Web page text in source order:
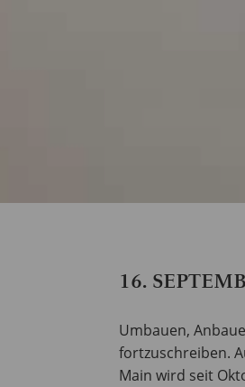
16.
Umbauen,
fortzuschreiben.
Main wird seit